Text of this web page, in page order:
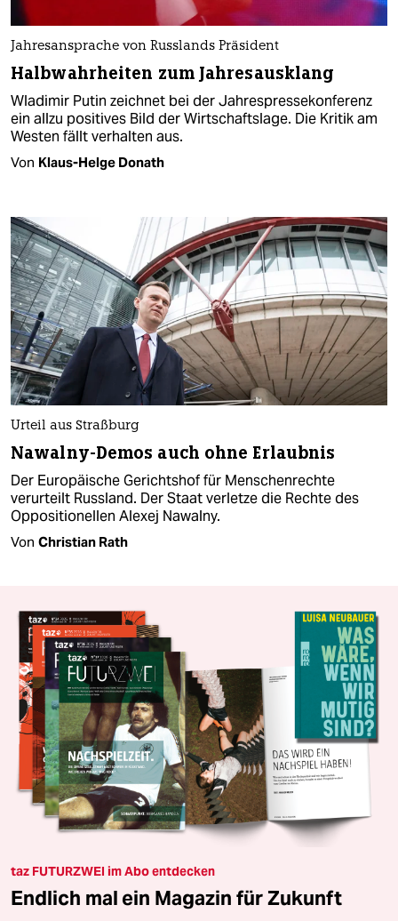
Jahresansprache von Russlands Präsident
Halbwahrheiten zum Jahresausklang
Wladimir Putin zeichnet bei der Jahrespressekonferenz
ein allzu positives Bild der Wirtschaftslage. Die Kritik am
Westen fällt verhalten aus.
Von Klaus-Helge Donath
Urteil aus Straßburg
Nawalny-Demos auch ohne Erlaubnis
Der Europäische Gerichtshof für Menschenrechte
verurteilt Russland. Der Staat verletze die Rechte des
Oppositionellen Alexej Nawalny.
Von Christian Rath
taz FUTURZWEI im Abo entdecken
Endlich mal ein Magazin für Zukunft